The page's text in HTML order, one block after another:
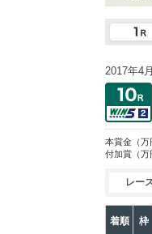
2017年4
本賞金 （万
付加賞 （万
レー
着順 枠